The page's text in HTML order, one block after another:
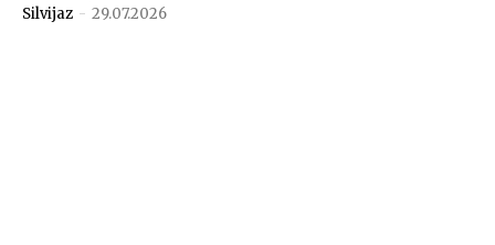
Silvijaz - 29.07.2026